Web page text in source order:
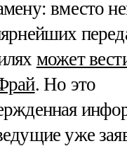
вместо
может
. Но это
уже